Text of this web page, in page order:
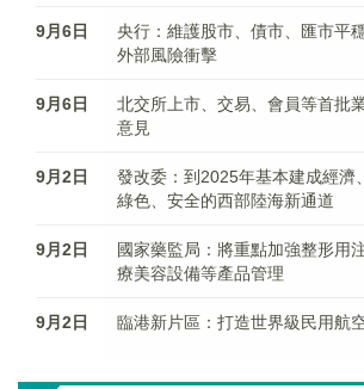
9月6日
央行：維護股市、債市、匯市平
外部風險衝擊
9月6日
北交所上市、交易、會員等首批
意見
9月2日
發改委：到2025年基本建成經濟
綠色、安全的西部陸海新通道
9月2日
國家藥監局：將重點加強整形用
療美容設備等產品管理
9月2日 臨港新片區：打造世界級民用航